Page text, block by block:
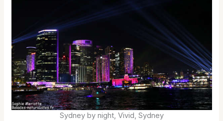
Sydney by night, Vivid, Sydney